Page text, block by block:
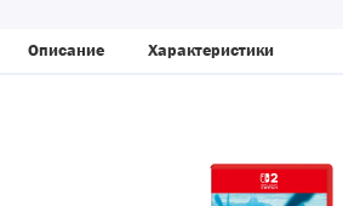
Описание Характеристики